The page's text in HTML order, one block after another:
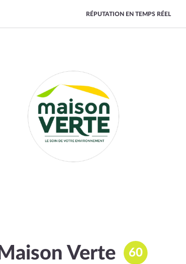
RÉPUTATION EN TEMPS RÉEL
Maison Verte 60